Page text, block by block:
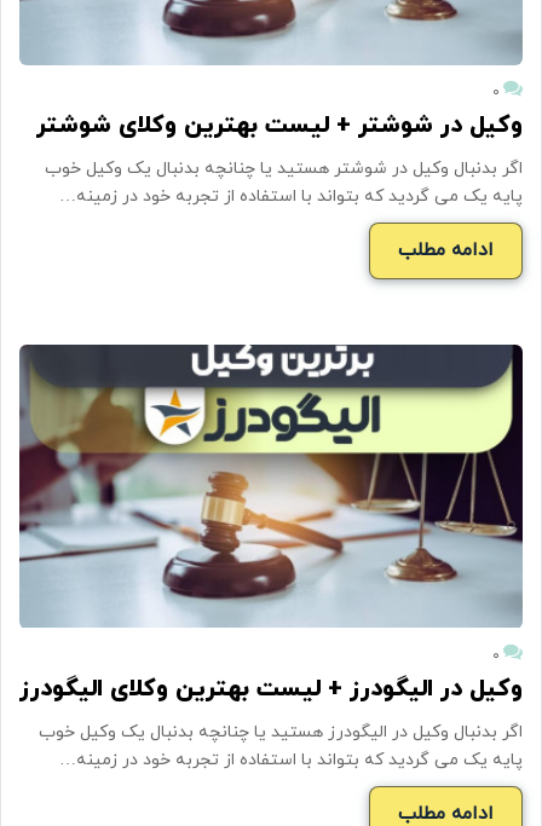
۰
وکیل در شوشتر + لیست بهترین وکلای شوشتر
اگر بدنبال وکیل در شوشتر هستید یا چنانچه بدنبال یک وکیل خوب
پایه یک می گردید که بتواند با استفاده از تجربه خود در زمینه…
ادامه مطلب
۰
وکیل در الیگودرز + لیست بهترین وکلای الیگودرز
اگر بدنبال وکیل در الیگودرز هستید یا چنانچه بدنبال یک وکیل خوب
پایه یک می گردید که بتواند با استفاده از تجربه خود در زمینه…
ادامه مطلب